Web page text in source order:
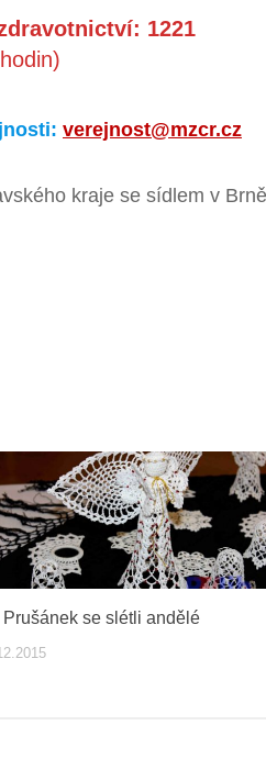
1221
verejnost@mzcr.cz
kraje se sídlem v
Prušánek se slétli andělé